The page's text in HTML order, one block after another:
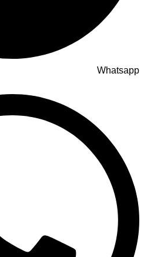
Whatsapp